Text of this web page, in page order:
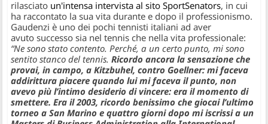
rilasciato un'intensa intervista al sito SportSenators, in cui
ha raccontato la sua vita durante e dopo il professionismo.
Gaudenzi è uno dei pochi tennisti italiani ad aver
avuto successo sia nel tennis che nella vita professionale:
“Ne sono stato contento. Perché, a un certo punto, mi sono
sentito stanco del tennis.Ricordo ancora la sensazione che
provai, in campo, a Kitzbuhel, contro Goellner: mi faceva
addirittura piacere quando lui mi faceva il punto, non
avevo più l’intimo desiderio di vincere: era il momento di
smettere. Era il 2003, ricordo benissimo che giocai l’ultimo
torneo a San Marino e quattro giorni dopo mi iscrissi a un